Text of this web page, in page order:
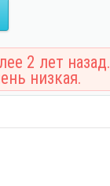
2 лет назад.
низкая.